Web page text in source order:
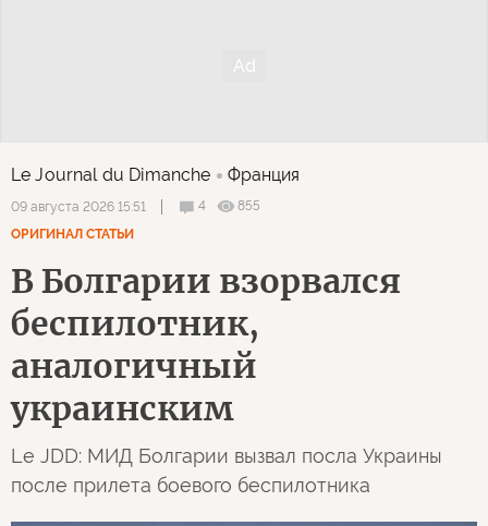
Le Journal du Dimanche Франция
09 августа 2026 15:51 4
855
ОРИГИНАЛ СТАТЬИ
В Болгарии взорвался
беспилотник,
аналогичный
украинским
Le JDD: МИД Болгарии вызвал посла Украины
после прилета боевого беспилотника